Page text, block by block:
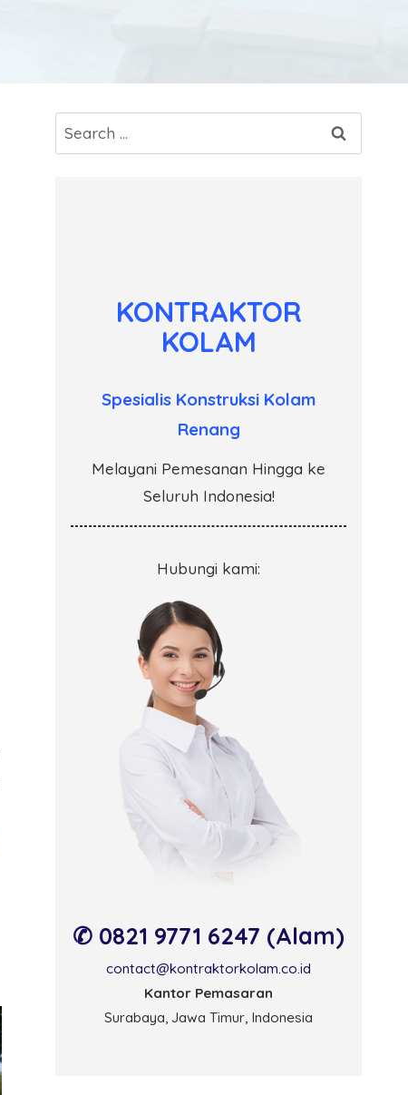
Search
for:
KONTRAKTOR
KOLAM
Spesialis Konstruksi Kolam
Renang
Melayani Pemesanan Hingga ke
Seluruh Indonesia!
Hubungi kami:
✆ 0821 9771 6247 (Alam)
contact@kontraktorkolam.co.id
Kantor Pemasaran
Surabaya, Jawa Timur, Indonesia